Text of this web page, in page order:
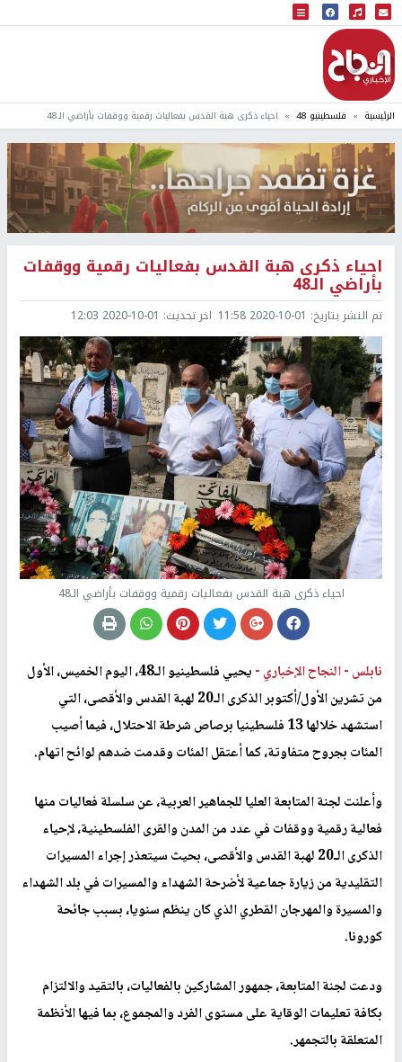
البث المباشر
إذاعة النجاح
الرئيسية فلسطينيو 48 احياء ذكرى هبة القدس بفعاليات رقمية ووقفات بأراضي الـ48
احياء ذكرى هبة القدس بفعاليات رقمية ووقفات
بأراضي الـ48
تم النشر بتاريخ: 2020-10-01 11:58 اخر تحديث: 2020-10-01 12:03
احياء ذكرى هبة القدس بفعاليات رقمية ووقفات بأراضي الـ48
نابلس -النجاح الإخباري -
يحيي فلسطينيو الـ48، اليوم الخميس، الأول
من تشرين الأول/أكتوبر الذكرى الـ20 لهبة القدس والأقصى، التي
استشهد خلالها 13 فلسطينيا برصاص شرطة الاحتلال، فيما أصيب
المئات بجروح متفاوتة، كما أعتقل المئات وقدمت ضدهم لوائح اتهام.
وأعلنت لجنة المتابعة العليا للجماهير العربية، عن سلسلة فعاليات منها
فعالية رقمية ووقفات في عدد من المدن والقرى الفلسطينية، لإحياء
الذكرى الـ20 لهبة القدس والأقصى، بحيث سيتعذر إجراء المسيرات
التقليدية من زيارة جماعية لأضرحة الشهداء والمسيرات في بلد الشهداء
والمسيرة والمهرجان القطري الذي كان ينظم سنويا، بسبب جائحة
كورونا.
ودعت لجنة المتابعة، جمهور المشاركين بالفعاليات، بالتقيد والالتزام
بكافة تعليمات الوقاية على مستوى الفرد والمجموع، بما فيها الأنظمة
المتعلقة بالتجمهر.